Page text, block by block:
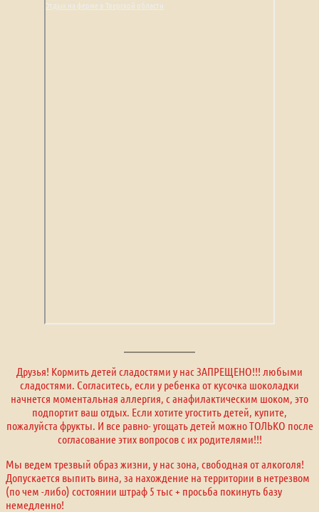
Отдых на ферме в Тверской области
Друзья! Кормить детей сладостями у нас ЗАПРЕЩЕНО!!! любыми
сладостями. Согласитесь, если у ребенка от кусочка шоколадки
начнется моментальная аллергия, с анафилактическим шоком, это
подпортит ваш отдых. Если хотите угостить детей, купите,
пожалуйста фрукты. И все равно- угощать детей можно ТОЛЬКО после
согласование этих вопросов с их родителями!!!
Мы ведем трезвый образ жизни, у нас зона, свободная от алкоголя!
Допускается выпить вина, за нахождение на территории в нетрезвом
(по чем -либо) состоянии штраф 5 тыс + просьба покинуть базу
немедленно!